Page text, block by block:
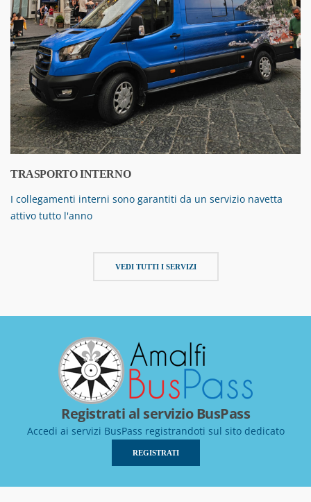
TRASPORTO INTERNO
I collegamenti interni sono garantiti da un servizio navetta
attivo tutto l'anno
VEDI TUTTI I SERVIZI
Registrati al servizio BusPass
Accedi ai servizi BusPass registrandoti sul sito dedicato
REGISTRATI